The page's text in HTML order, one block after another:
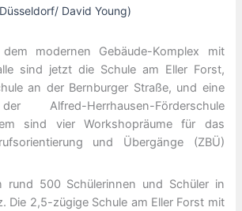
Düsseldorf/ David Young)
modernen Gebäude-Komplex mit
sind jetzt die Schule am Eller Forst,
an der Bernburger Straße, und eine
Alfred-Herrhausen-Förderschule
sind vier Workshopräume für das
und Übergänge (ZBÜ)
rund 500 Schülerinnen und Schüler in
Die 2,5-zügige Schule am Eller Forst mit